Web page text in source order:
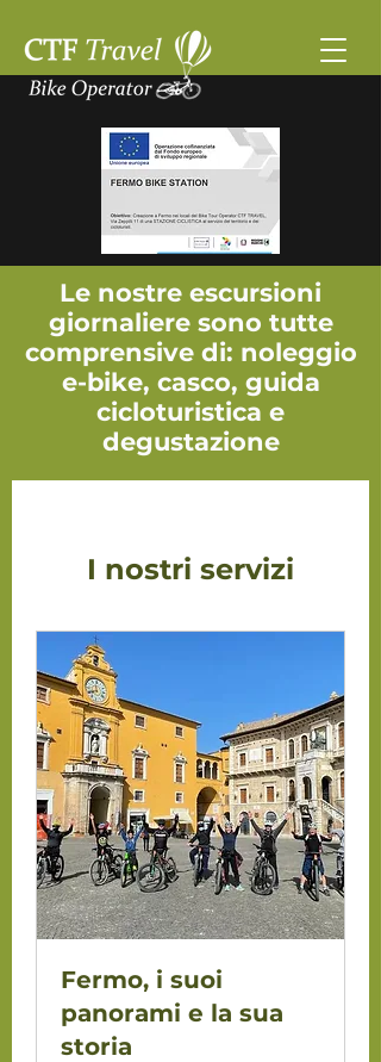
Le nostre escursioni
giornaliere sono tutte
comprensive di: noleggio
e-bike, casco, guida
cicloturistica e
degustazione
I nostri servizi
Fermo, i suoi
panorami e la sua
storia